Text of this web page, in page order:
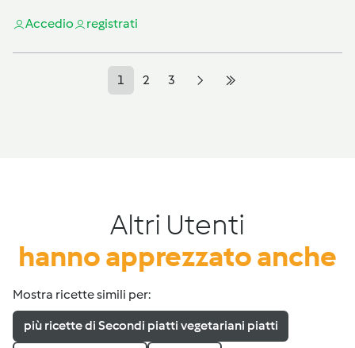
Accedio registrati
1 2 3
Altri Utenti
hanno apprezzato anche
Mostra ricette simili per:
più ricette di Secondi piatti vegetariani piatti